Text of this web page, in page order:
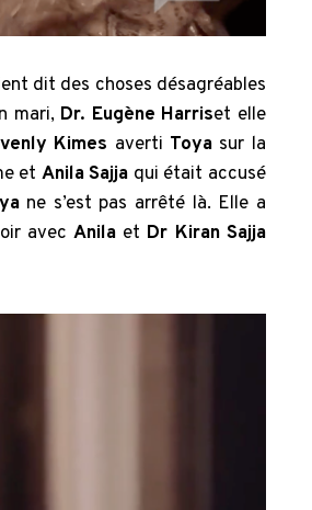
dit des choses désagréables
mari, Dr. Eugène Harriset elle
Kimes averti Toya sur la
et Anila Sajja qui était accusé
ne s’est pas arrêté là. Elle a
avecAnila et Dr Kiran Sajja